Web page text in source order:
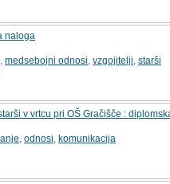
naloga
medsebojni odnosi vzgojitelji starši
v vrtcu pri OŠ Gračišče :
odnosi komunikacija